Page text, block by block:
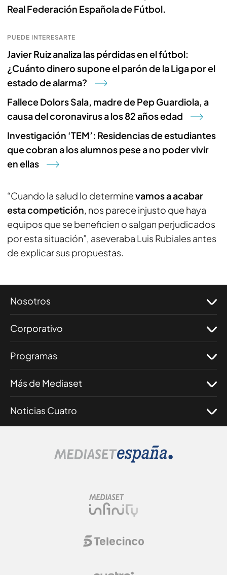
Real Federación Española de Fútbol.
PUEDE INTERESARTE
Javier Ruiz analiza las pérdidas en el fútbol:
¿Cuánto dinero supone el parón de la Liga por el
estado de alarma?
Fallece Dolors Sala, madre de Pep Guardiola, a
causa del coronavirus a los 82 años edad
Investigación ‘TEM’: Residencias de estudiantes
que cobran a los alumnos pese a no poder vivir
en ellas
“Cuando la salud lo determinevamos a acabar
esta competición, nos parece injusto que haya
equipos que se beneficien o salgan perjudicados
por esta situación”, aseveraba Luis Rubiales antes
de explicar sus propuestas.
Nosotros
Corporativo
Programas
Más de Mediaset
Noticias Cuatro